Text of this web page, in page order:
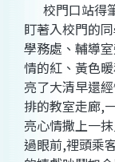
校門口站得
盯著入校門的
學務處、輔導
情的紅、黃色
亮了大清早還
排的教室走廊,
亮心情撒上一
過眼前,裡頭乘